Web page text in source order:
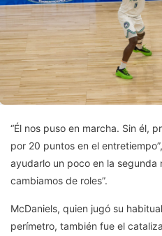
“Él nos puso en marcha. Sin él,
por 20 puntos en el
ayudarlo un poco en la segunda
cambiamos de roles”.
McDaniels, quien jugó su
perímetro, también fue el